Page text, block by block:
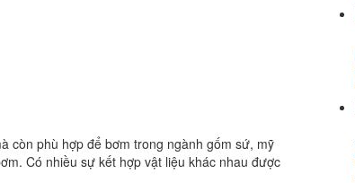
còn phù hợp để bơm trong ngành gốm sứ, mỹ
Có nhiều sự kết hợp vật liệu khác nhau được